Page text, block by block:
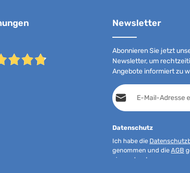
Newsletter
Abonnieren Sie jetzt
Newsletter, um
Angebote informiert zu
E-Mail-Adresse*
Datenschutz
Ich habe die
genommen und die AGB
einverstanden.